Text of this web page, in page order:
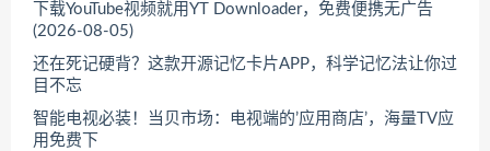
下载YouTube视频就用YT Downloader，免费便携无广告
(2026-08-05)
还在死记硬背？这款开源记忆卡片APP，科学记忆法让你过
目不忘
智能电视必装！当贝市场：电视端的’应用商店’，海量TV应
用免费下